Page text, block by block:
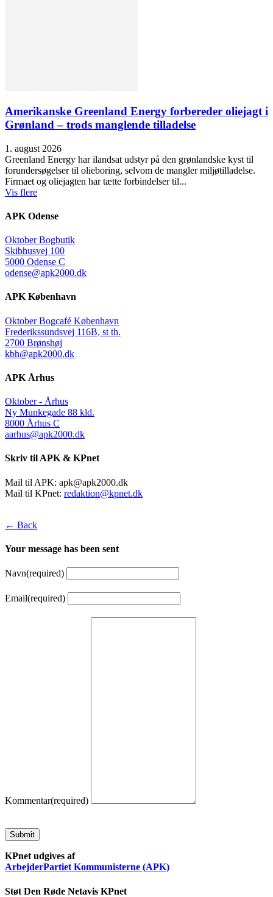
Amerikanske Greenland Energy forbereder oliejagt i
Grønland – trods manglende tilladelse
1. august 2026
Greenland Energy har ilandsat udstyr på den grønlandske kyst til
forundersøgelser til olieboring, selvom de mangler miljøtilladelse.
Firmaet og oliejagten har tætte forbindelser til...
Vis flere
APK Odense
Oktober Bogbutik
Skibhusvej 100
5000 Odense C
odense@apk2000.dk
APK København
Oktober Bogcafé København
Frederikssundsvej 116B, st th.
2700 Brønshøj
kbh@apk2000.dk
APK Århus
Oktober - Århus
Ny Munkegade 88 kld.
8000 Århus C
aarhus@apk2000.dk
Skriv til APK & KPnet
Mail til APK: apk@apk2000.dk
Mail til KPnet: redaktion@kpnet.dk
← Back
Your message has been sent
Navn(required)
Email(required)
Kommentar(required)
Submit
KPnet udgives af
ArbejderPartiet Kommunisterne (APK)
Støt Den Røde Netavis KPnet